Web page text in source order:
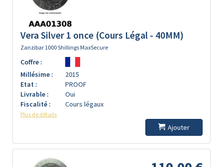
Vera Silver 1 once (Cours Légal - 40MM)
Zanzibar 1000 Shillings MaxSecure
Coffre :
Millésime :
2015
Etat :
PROOF
Livrable :
Oui
Fiscalité :
Cours légaux
Plus de détails
Ajouter